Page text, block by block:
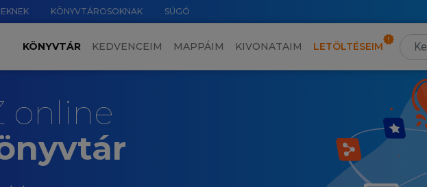
KÖNYVTÁROSOKNAK SÚGÓ
KÖNYVTÁR KEDVENCEIM MAPPÁIM KIVONATAIM LETÖLTÉSEIM
online